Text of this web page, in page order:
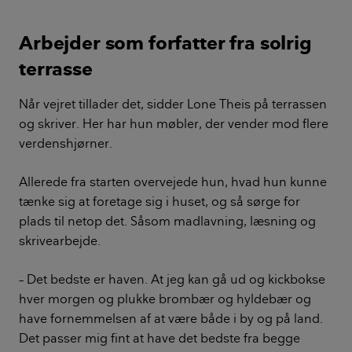
Arbejder som forfatter fra solrig
terrasse
Når vejret tillader det, sidder Lone Theis på terrassen
og skriver. Her har hun møbler, der vender mod flere
verdenshjørner.
Allerede fra starten overvejede hun, hvad hun kunne
tænke sig at foretage sig i huset, og så sørge for
plads til netop det. Såsom madlavning, læsning og
skrivearbejde.
– Det bedste er haven. At jeg kan gå ud og kickbokse
hver morgen og plukke brombær og hyldebær og
have fornemmelsen af at være både i by og på land.
Det passer mig fint at have det bedste fra begge